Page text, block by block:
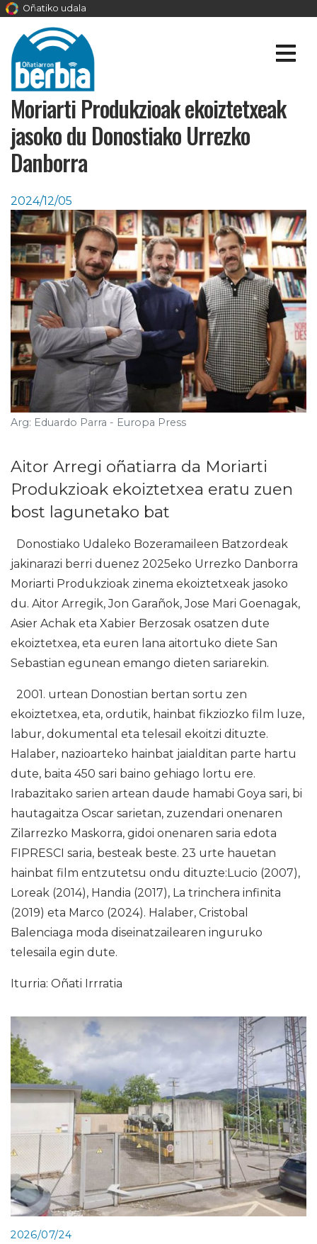
Oñatiko udala
Moriarti Produkzioak ekoiztetxeak
jasoko du Donostiako Urrezko
Danborra
2024/12/05
Arg: Eduardo Parra - Europa Press
Aitor Arregi oñatiarra da Moriarti
Produkzioak ekoiztetxea eratu zuen
bost lagunetako bat
Donostiako Udaleko Bozeramaileen Batzordeak
jakinarazi berri duenez 2025eko Urrezko Danborra
Moriarti Produkzioak zinema ekoiztetxeak jasoko
du. Aitor Arregik, Jon Garañok, Jose Mari Goenagak,
Asier Achak eta Xabier Berzosak osatzen dute
ekoiztetxea, eta euren lana aitortuko diete San
Sebastian egunean emango dieten sariarekin.
2001. urtean Donostian bertan sortu zen
ekoiztetxea, eta, ordutik, hainbat fikziozko film luze,
labur, dokumental eta telesail ekoitzi dituzte.
Halaber, nazioarteko hainbat jaialditan parte hartu
dute, baita 450 sari baino gehiago lortu ere.
Irabazitako sarien artean daude hamabi Goya sari, bi
hautagaitza Oscar sarietan, zuzendari onenaren
Zilarrezko Maskorra, gidoi onenaren saria edota
FIPRESCI saria, besteak beste. 23 urte hauetan
hainbat film entzutetsu ondu dituzte:Lucio (2007),
Loreak (2014), Handia (2017), La trinchera infinita
(2019) eta Marco (2024). Halaber, Cristobal
Balenciaga moda diseinatzailearen inguruko
telesaila egin dute.
Iturria: Oñati Irrratia
2026/07/24